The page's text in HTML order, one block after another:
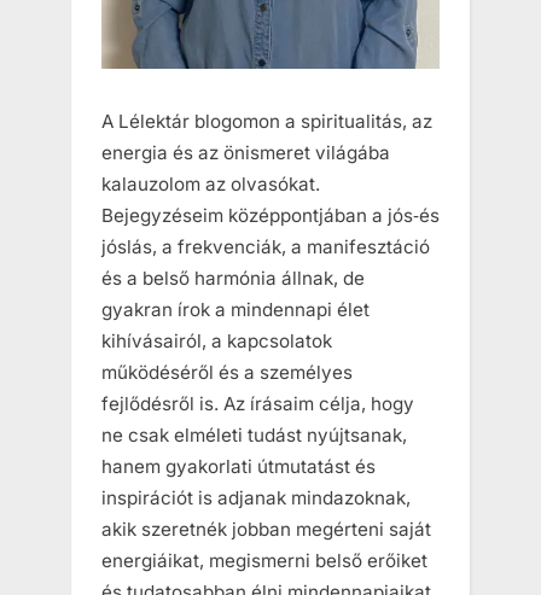
A Lélektár blogomon a spiritualitás, az
energia és az önismeret világába
kalauzolom az olvasókat.
Bejegyzéseim középpontjában a jós‑és
jóslás, a frekvenciák, a manifesztáció
és a belső harmónia állnak, de
gyakran írok a mindennapi élet
kihívásairól, a kapcsolatok
működéséről és a személyes
fejlődésről is. Az írásaim célja, hogy
ne csak elméleti tudást nyújtsanak,
hanem gyakorlati útmutatást és
inspirációt is adjanak mindazoknak,
akik szeretnék jobban megérteni saját
energiáikat, megismerni belső erőiket